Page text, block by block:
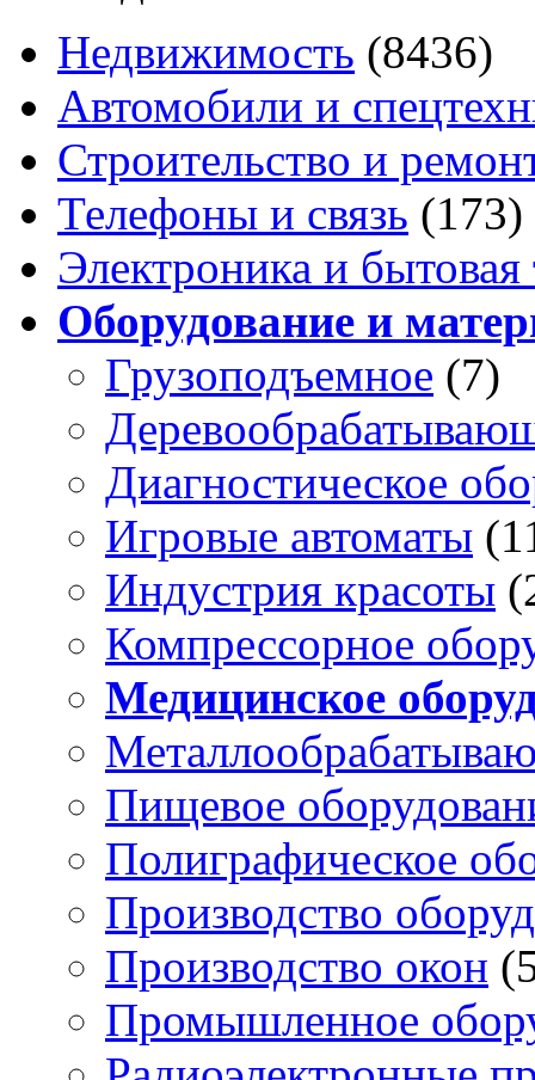
Недвижимость (8436)
Автомобили и
Строительство и
Телефоны и связь (173)
Электроника и бытовая
Оборудование и
Грузоподъемное (7)
Диагностическое
Игровые автоматы
Индустрия красоты
Компрессорное
Медицинское
Пищевое
Полиграфическое
Производство
Производство окон
Промышленное